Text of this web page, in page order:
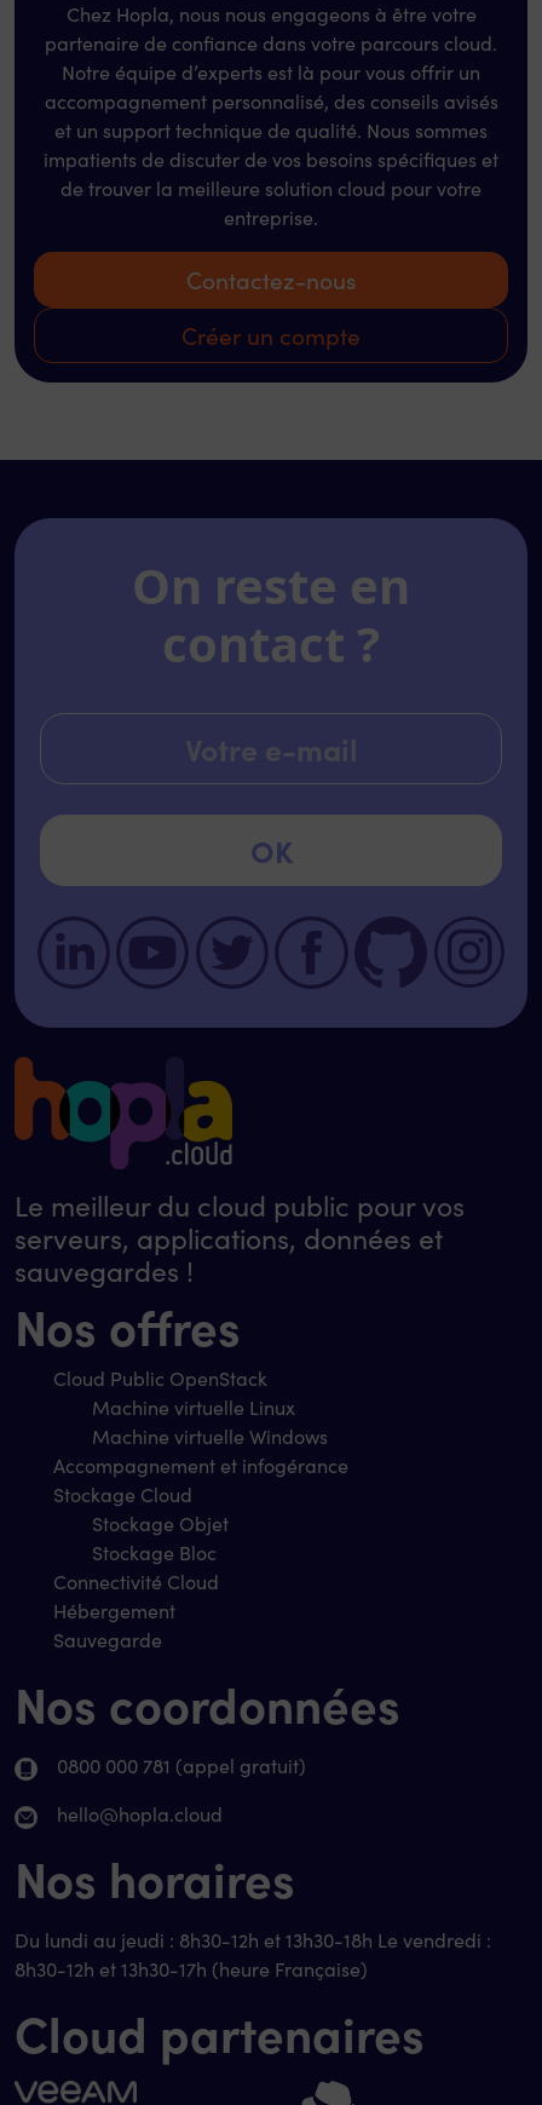
Chez Hopla, nous nous engageons à être votre
partenaire de confiance dans votre parcours cloud.
Notre équipe d’experts est là pour vous offrir un
accompagnement personnalisé, des conseils avisés
et un support technique de qualité. Nous sommes
impatients de discuter de vos besoins spécifiques et
de trouver la meilleure solution cloud pour votre
entreprise.
Contactez-nous
Créer un compte
On reste en
contact ?
Le meilleur du cloud public pour vos
serveurs, applications, données et
sauvegardes !
Nos offres
Cloud Public OpenStack
Machine virtuelle Linux
Machine virtuelle Windows
Accompagnement et infogérance
Stockage Cloud
Stockage Objet
Stockage Bloc
Connectivité Cloud
Hébergement
Sauvegarde
Nos coordonnées
0800 000 781 (appel gratuit)
hello@hopla.cloud
Nos horaires
Du lundi au jeudi : 8h30-12h et 13h30-18h Le vendredi :
8h30-12h et 13h30-17h (heure Française)
Cloud partenaires